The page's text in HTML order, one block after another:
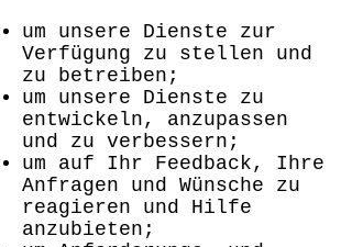
um unsere Dienste zur
Verfügung zu stellen und
zu betreiben;
um unsere Dienste zu
entwickeln, anzupassen
und zu verbessern;
um auf Ihr Feedback, Ihre
Anfragen und Wünsche zu
reagieren und Hilfe
anzubieten;